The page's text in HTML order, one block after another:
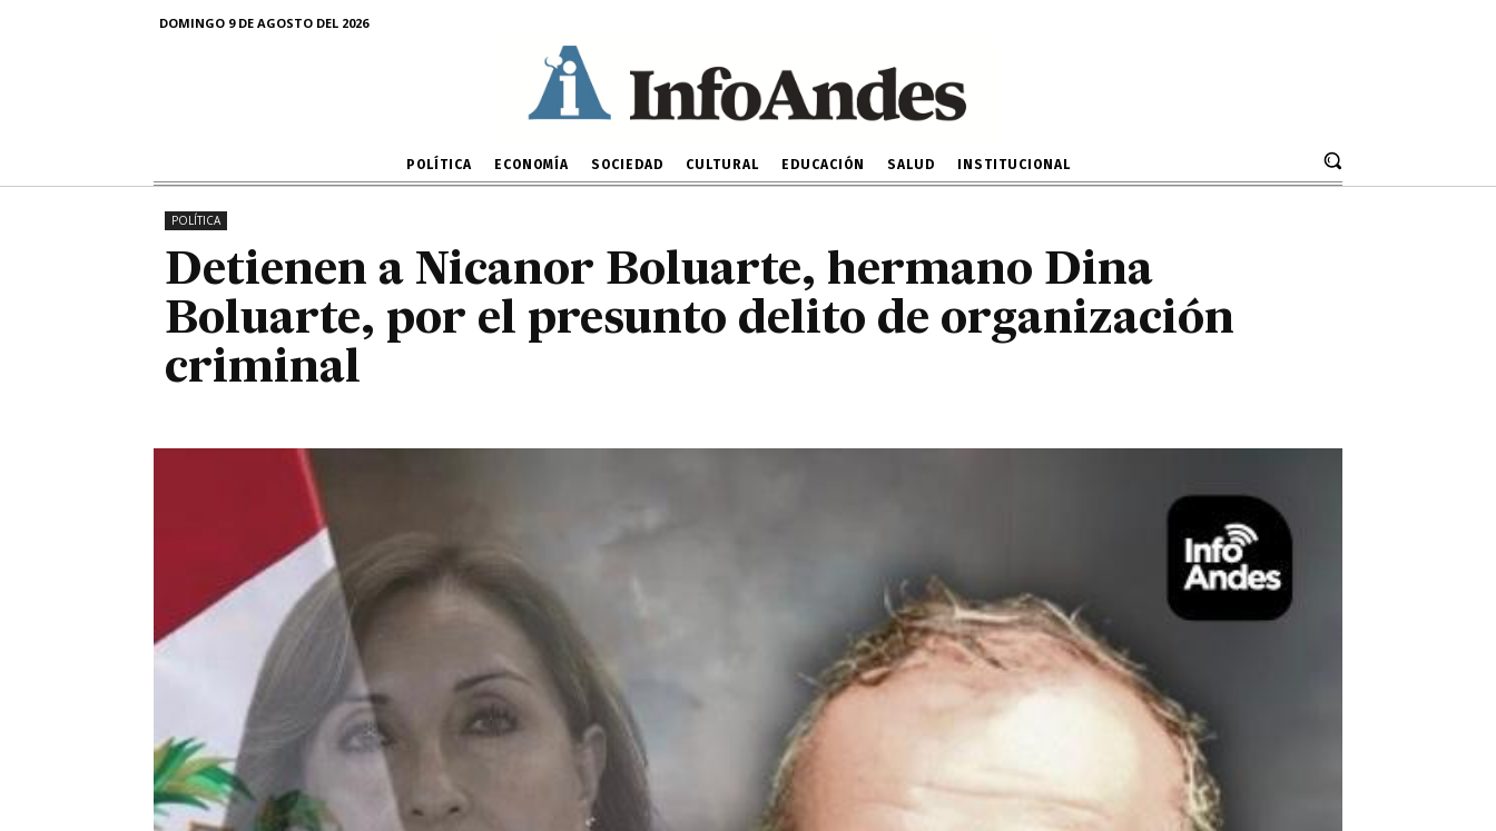
DOMINGO 9 DE AGOSTO DEL 2026
POLÍTICA ECONOMÍA SOCIEDAD CULTURAL EDUCACIÓN SALUD INSTITUCIONAL
Boluarte, por el presunto delito de organización
criminal
POLÍTICA
Detienen a Nicanor Boluarte, hermano Dina
Boluarte, por el presunto delito de organización
criminal